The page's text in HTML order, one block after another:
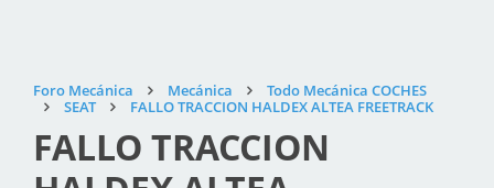
Foro Mecánica Mecánica
Todo Mecánica COCHES
SEAT
FALLO TRACCION HALDEX ALTEA FREETRACK
FALLO TRACCION